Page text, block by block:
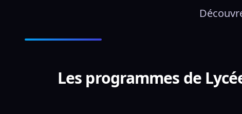
Les programmes de